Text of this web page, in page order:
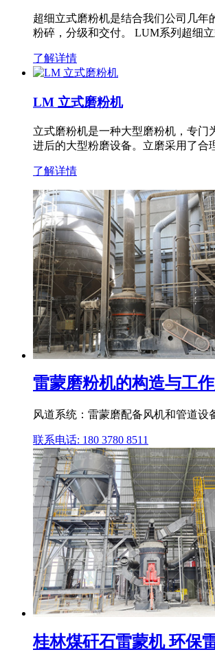
超细立式磨粉机是结合我们公司几
粉碎，分级和交付。 LUM系列超细
了解详情
LM 立式磨粉机
立式磨粉机是一种大型磨粉机，专
进后的大型粉磨设备。立磨采用了
了解详情
雷蒙磨粉机的构造与工
风道系统：雷蒙磨配备风机和管道
联系电话: 180 3780 8511
桂林煤矸石雷蒙机 环保